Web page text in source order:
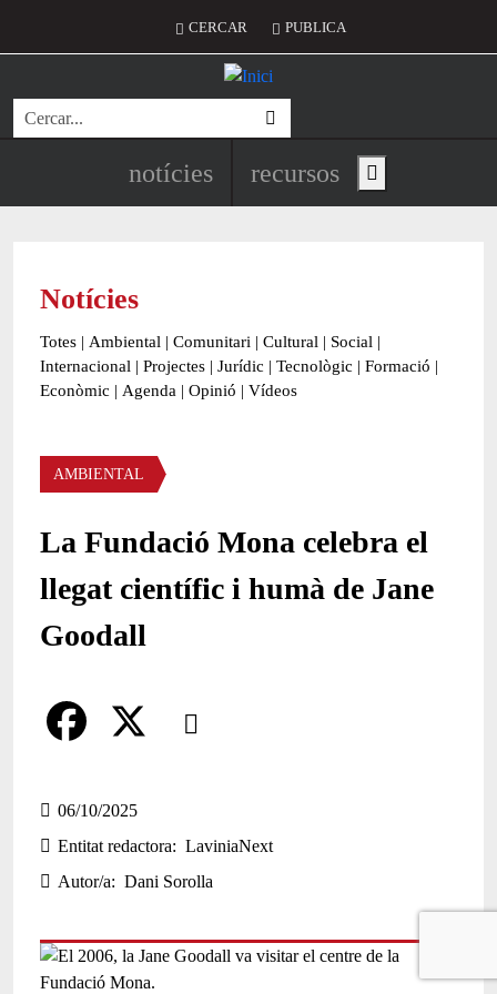
Menú del compte d'usuari
CERCAR PUBLICA
Cerca
Navegació principal de
notícies recursos Show main menu
Notícies
Totes | Ambiental | Comunitari | Cultural | Social |
Internacional | Projectes | Jurídic | Tecnològic | Formació |
Econòmic | Agenda | Opinió | Vídeos
Àmbit de la notícia
AMBIENTAL
La Fundació Mona celebra el
llegat científic i humà de Jane
Goodall
Comparteix
a
c
e
o
06/10/2025
Entitat redactora
LaviniaNext
Autor/a
Dani Sorolla